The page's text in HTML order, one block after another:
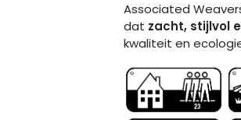
Associated
dat zacht, stijlvol
kwaliteit en